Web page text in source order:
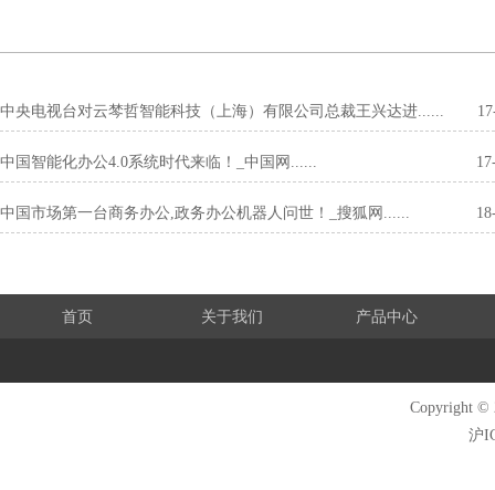
中央电视台对云棽哲智能科技（上海）有限公司总裁王兴达进......
中国智能化办公4.0系统时代来临！_中国网......
中国市场第一台商务办公,政务办公机器人问世！_搜狐网......
首页 关于我们 产品中心
Copyright ©
沪